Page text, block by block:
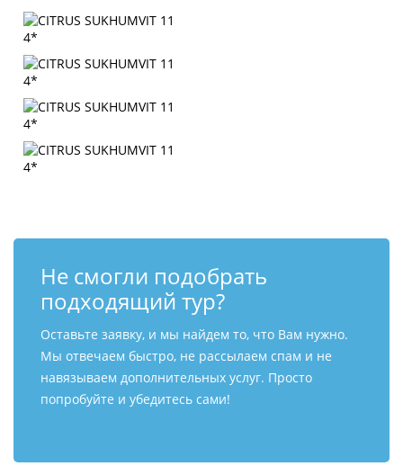
Не смогли подобрать
подходящий тур?
Оставьте заявку, и мы найдем то, что Вам нужно.
Мы отвечаем быстро, не рассылаем спам и не
навязываем дополнительных услуг. Просто
попробуйте и убедитесь сами!